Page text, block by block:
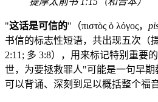
"这话是可信的"（πιστὸς ὁ λόγος，
书信的标志性短语，共出现五次（
2:11; 多 3:8），用来标记特别重要
世，为要拯救罪人"可能是一句早期
可以背诵、深刻到足以概括整个福音